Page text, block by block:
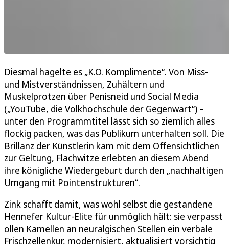
Diesmal hagelte es „K.O. Komplimente“. Von Miss-
und Mistverständnissen, Zuhältern und
Muskelprotzen über Penisneid und Social Media
(„YouTube, die Volkhochschule der Gegenwart“) –
unter den Programmtitel lässt sich so ziemlich alles
flockig packen, was das Publikum unterhalten soll. Die
Brillanz der Künstlerin kam mit dem Offensichtlichen
zur Geltung, Flachwitze erlebten an diesem Abend
ihre königliche Wiedergeburt durch den „nachhaltigen
Umgang mit Pointenstrukturen“.
Zink schafft damit, was wohl selbst die gestandene
Hennefer Kultur-Elite für unmöglich hält: sie verpasst
ollen Kamellen an neuralgischen Stellen ein verbale
Frischzellenkur, modernisiert, aktualisiert vorsichtig